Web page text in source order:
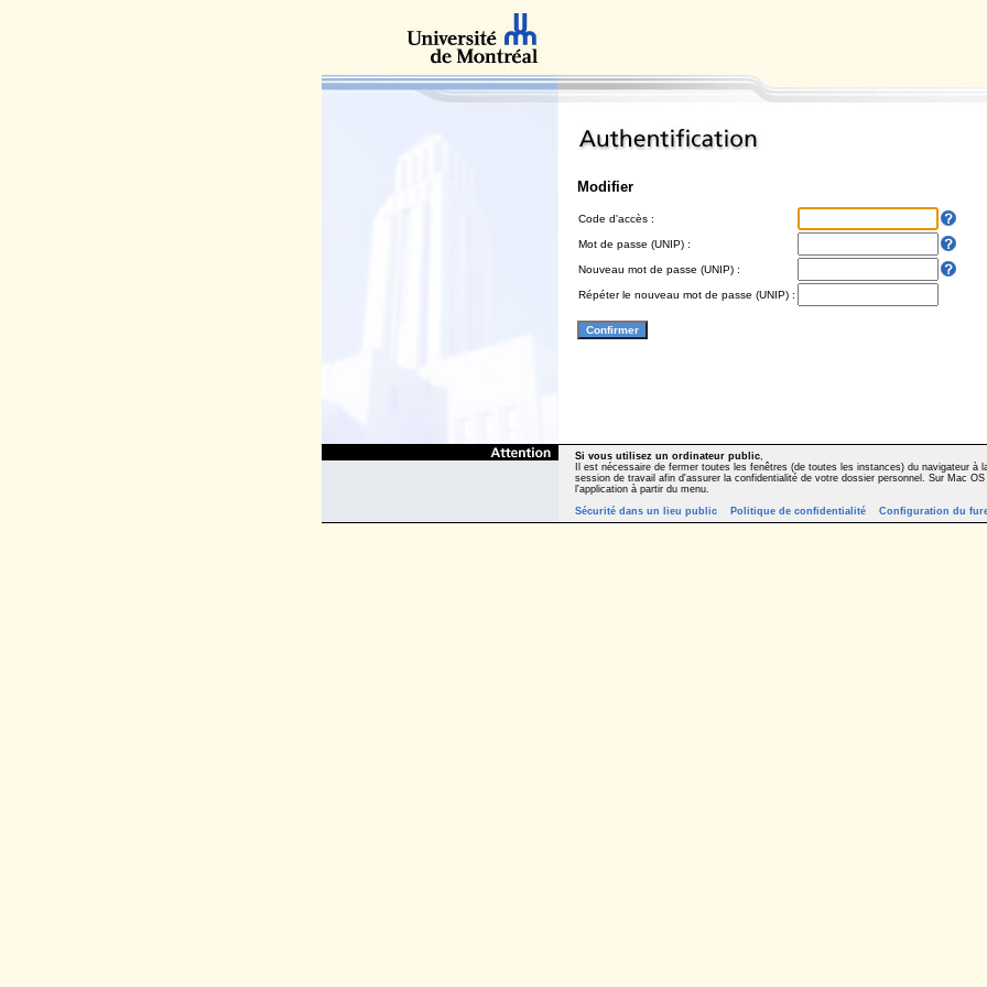
Modifier
Code d'accès :
Mot de passe (UNIP) :
Nouveau mot de passe (UNIP) :
Répéter le nouveau mot de passe (UNIP) :
Si vous utilisez un ordinateur public,
Il est nécessaire de fermer toutes les fenêtres (de toutes les instances) du navigateur à
session de travail afin d'assurer la confidentialité de votre dossier personnel. Sur Mac
l'application à partir du menu.
Sécurité dans un lieu public
Politique de confidentialité Configuration du